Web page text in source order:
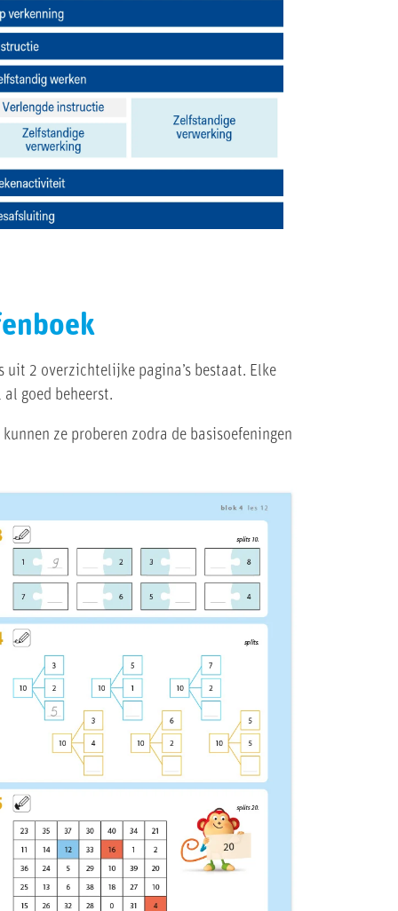
uit 2 overzichtelijke pagina’s bestaat. Elke
goed beheerst.
ze proberen zodra de basisoefeningen